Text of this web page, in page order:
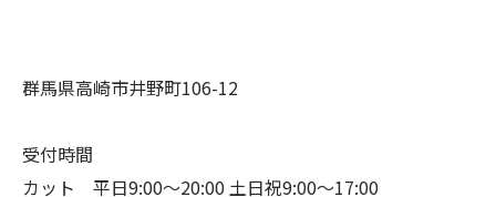
群馬県高崎市井野町106-12
受付時間
カット 平日9:00〜20:00 土日祝9:00〜17:00